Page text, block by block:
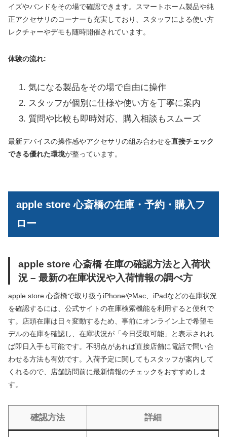
イズやバンドをその場で確認できます。スマートホーム製品や純
正アクセサリのコーナーも充実しており、スタッフによる使い方
レクチャーやデモも随時開催されています。
体験の流れ:
気になる製品をその場で自由に操作
スタッフが個別に仕様や使い方を丁寧に案内
質問や比較も即時対応、購入相談もスムーズ
最新デバイスの操作感やアクセサリの組み合わせを直接チェック
できる優れた環境が整っています。
apple store 心斎橋の在庫・予約・購入フ
ロー
apple store 心斎橋 在庫の確認方法と入荷状
況 – 最新の在庫状況や入荷情報の調べ方
apple store 心斎橋で取り扱うiPhoneやMac、iPadなどの在庫状況
を確認するには、公式サイトの在庫検索機能を利用すると便利で
す。店頭在庫は日々変動するため、事前にオンライン上で希望モ
デルの在庫を確認し、在庫状況が「今日受取可能」と表示されれ
ば即日入手も可能です。不明点があれば直接店舗に電話で問い合
わせる方法も有効です。入荷予定に関してもスタッフが案内して
くれるので、店舗訪問前に最新情報のチェックをおすすめしま
す。
確認方法 詳細